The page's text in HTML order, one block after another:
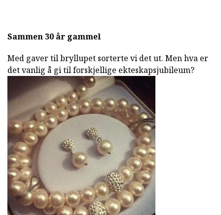
Sammen 30 år gammel
Med gaver til bryllupet sorterte vi det ut. Men hva er
det vanlig å gi til forskjellige ekteskapsjubileum?